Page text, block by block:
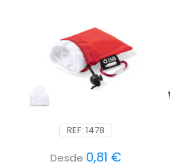
REF: 1478
Desde 0,81 €